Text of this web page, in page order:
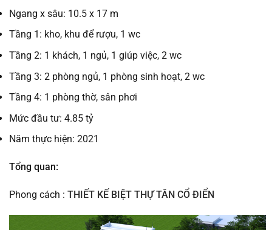
Ngang x sâu: 10.5 x 17 m
Tầng 1: kho, khu để rượu, 1 wc
Tầng 2: 1 khách, 1 ngủ, 1 giúp việc, 2 wc
Tầng 3: 2 phòng ngủ, 1 phòng sinh hoạt, 2 wc
Tầng 4: 1 phòng thờ, sân phơi
Mức đầu tư: 4.85 tỷ
Năm thực hiện: 2021
Tổng quan:
Phong cách : THIẾT KẾ BIỆT THỰ TÂN CỔ ĐIỂN